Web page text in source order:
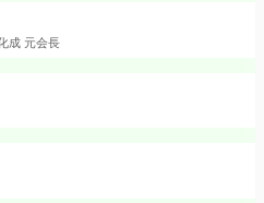
成 元会長